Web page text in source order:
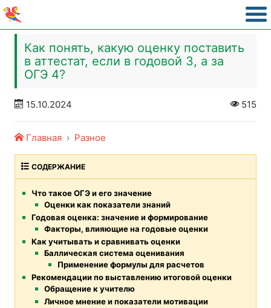
Как понять, какую оценку поставить
в аттестат, если в годовой 3, а за
ОГЭ 4?
15.10.2024 515
Главная Разное
СОДЕРЖАНИЕ
Что такое ОГЭ и его значение
Оценки как показатели знаний
Годовая оценка: значение и формирование
Факторы, влияющие на годовые оценки
Как учитывать и сравнивать оценки
Баллическая система оценивания
Применение формулы для расчетов
Рекомендации по выставлению итоговой оценки
Обращение к учителю
Личное мнение и показатели мотивации